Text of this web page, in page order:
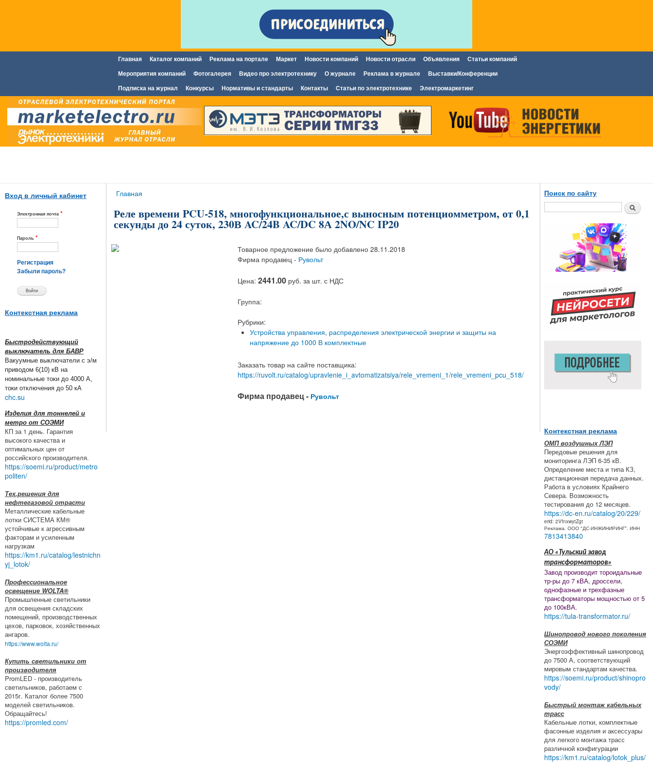
содержанию
Главное меню
Главная Каталог компаний Реклама на портале Маркет Новости компаний Новости отрасли Объявления Статьи компаний
Мероприятия компаний Фотогалерея Видео про электротехнику О журнале Реклама в журнале Выставки/Конференции
Подписка на журнал Конкурсы Нормативы и стандарты Контакты Статьи по электротехнике Электромаркетинг
Вход в личный кабинет
Электронная почта *
Пароль *
Регистрация
Забыли пароль?
Контекстная реклама
Быстродействующий
выключатель для БАВР
Вакуумные выключатели с э/м
приводом 6(10) кВ на
номинальные токи до 4000 А,
токи отключения до 50 кА
chc.su
Изделия для тоннелей и
метро от СОЭМИ
КП за 1 день. Гарантия
высокого качества и
оптимальных цен от
российского производителя.
https://soemi.ru/product/metro
politen/
Тех.решения для
нефтегазовой отрасти
Металлические кабельные
лотки СИСТЕМА КМ®
устойчивые к агрессивным
факторам и усиленным
нагрузкам
https://km1.ru/catalog/lestnichn
yj_lotok/
Профессиональное
освещение WOLTA®
Промышленные светильники
для освещения складских
помещений, производственных
цехов, парковок, хозяйственных
ангаров.
https://www.wolta.ru/
Купить светильники от
производителя
PromLED - производитель
светильников, работаем с
2015г. Каталог более 7500
моделей светильников.
Обращайтесь!
https://promled.com/
Вы здесь
Главная
Реле времени PCU-518, многофункциональное,с выносным потенциомметром, от 0,1
секунды до 24 суток, 230В AC/24B AC/DC 8А 2NO/NC IP20
Товарное предложение было добавлено 28.11.2018
Фирма продавец - Рувольт
Цена: 2441.00 руб. за шт. с НДС
Группа:
Рубрики:
Устройства управления, распределения электрической энергии и защиты на
напряжение до 1000 В комплектные
Заказать товар на сайте поставщика:
https://ruvolt.ru/catalog/upravlenie_i_avtomatizatsiya/rele_vremeni_1/rele_vremeni_pcu_518/
Фирма продавец - Рувольт
Поиск по сайту
Поиск
Контекстная реклама
ОМП воздушных ЛЭП
Передовые решения для
мониторинга ЛЭП 6-35 кВ.
Определение места и типа КЗ,
дистанционная передача данных.
Работа в условиях Крайнего
Севера. Возможность
тестирования до 12 месяцев.
https://dc-en.ru/catalog/20/229/
erid: 2VfnxwytZgt
Реклама. ООО "ДС-ИНЖИНИРИНГ". ИНН
7813413840
АО «Тульский завод
трансформаторов»
Завод производит тороидальные
тр-ры до 7 кВА, дроссели,
однофазные и трехфазные
трансформаторы мощностью от 5
до 100кВА.
https://tula-transformator.ru/
Шинопровод нового поколения
СОЭМИ
Энергоэффективный шинопровод
до 7500 А, соответствующий
мировым стандартам качества.
https://soemi.ru/product/shinopro
vody/
Быстрый монтаж кабельных
трасс
Кабельные лотки, комплектные
фасонные изделия и аксессуары
для легкого монтажа трасс
различной конфигурации
https://km1.ru/catalog/lotok_plus/